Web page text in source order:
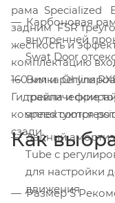
рама Specialized
заднимFSR
жесткость и
комплектацию
160 мм и
Гидравлические
комплектуются
сзади.
Карбоновая
внутренней
Swat Door
Вилка Öhlins
трейла и
speed
Задний
Tube с
для настройки
движения
Как
Размер S